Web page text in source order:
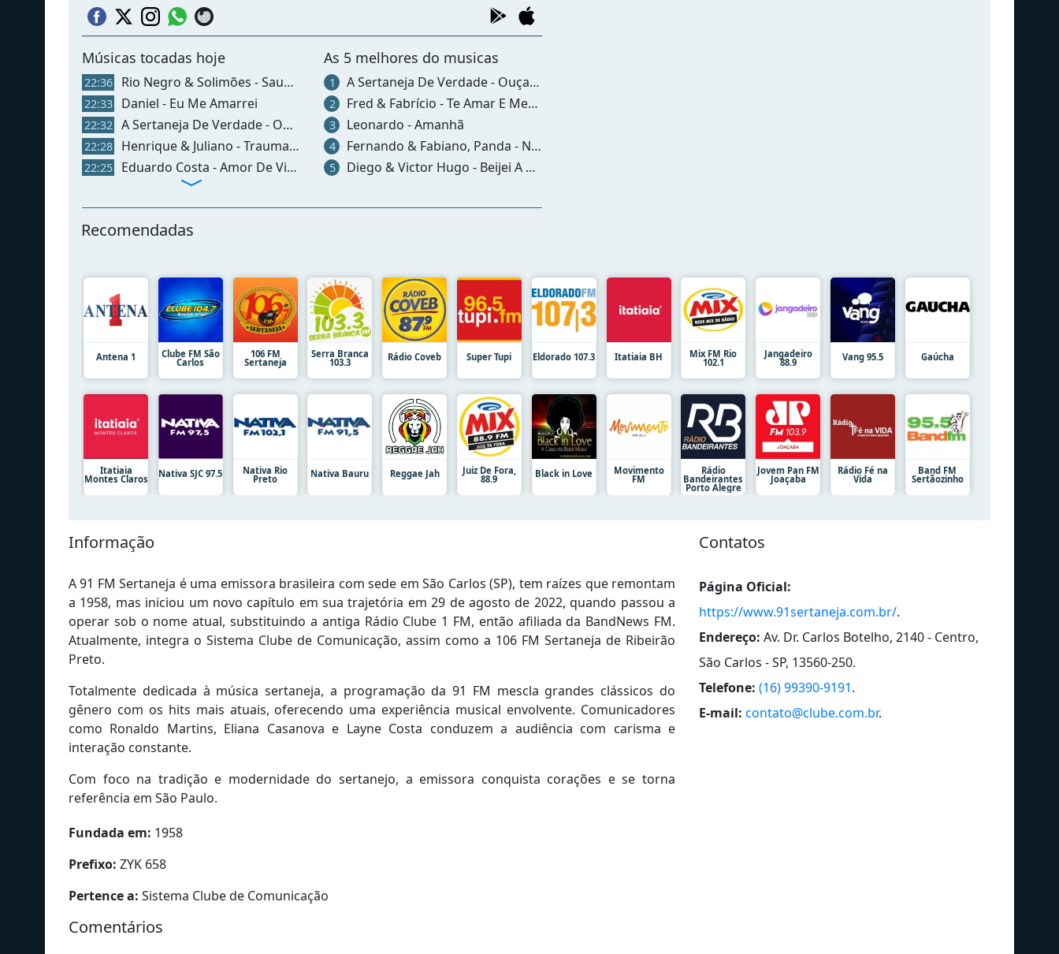
Músicas tocadas hoje
22:36 Rio Negro & Solimões - Saudade Pulou No Peito
22:33 Daniel - Eu Me Amarrei
22:32 A Sertaneja De Verdade - Ouça Nossa Programação
22:28 Henrique & Juliano - Traumatizei
22:25 Eduardo Costa - Amor De Violeiro
As 5 melhores do musicas
1 A Sertaneja De Verdade - Ouça Nossa Programação
2 Fred & Fabrício - Te Amar E Meu Talento
3 Leonardo - Amanhã
4 Fernando & Fabiano, Panda - Não É Só Terminar
5 Diego & Victor Hugo - Beijei A Cura
Recomendadas
Antena 1 Clube FM São
Carlos
106 FM
Sertaneja
Serra Branca
103.3 Rádio Coveb Super Tupi Eldorado 107.3 Itatiaia BH Mix FM Rio
102.1
Jangadeiro
88.9 Vang 95.5 Gaúcha
Itatiaia
Montes Claros Nativa SJC 97.5 Nativa Rio
Preto Nativa Bauru Reggae Jah Juiz De Fora,
88.9 Black in Love Movimento
FM
Rádio
Bandeirantes
Porto Alegre
Jovem Pan FM
Joaçaba
Rádio Fé na
Vida
Band FM
Sertãozinho
Informação
A 91 FM Sertaneja é uma emissora brasileira com sede em São Carlos (SP), tem raízes que remontam
a 1958, mas iniciou um novo capítulo em sua trajetória em 29 de agosto de 2022, quando passou a
operar sob o nome atual, substituindo a antiga Rádio Clube 1 FM, então afiliada da BandNews FM.
Atualmente, integra o Sistema Clube de Comunicação, assim como a 106 FM Sertaneja de Ribeirão
Preto.
Totalmente dedicada à música sertaneja, a programação da 91 FM mescla grandes clássicos do
gênero com os hits mais atuais, oferecendo uma experiência musical envolvente. Comunicadores
como Ronaldo Martins, Eliana Casanova e Layne Costa conduzem a audiência com carisma e
interação constante.
Com foco na tradição e modernidade do sertanejo, a emissora conquista corações e se torna
referência em São Paulo.
Fundada em: 1958
Prefixo: ZYK 658
Pertence a: Sistema Clube de Comunicação
Contatos
Página Oficial:
https://www.91sertaneja.com.br/.
Endereço: Av. Dr. Carlos Botelho, 2140 - Centro,
São Carlos - SP, 13560-250.
Telefone: (16) 99390-9191.
E-mail: contato@clube.com.br.
Comentários